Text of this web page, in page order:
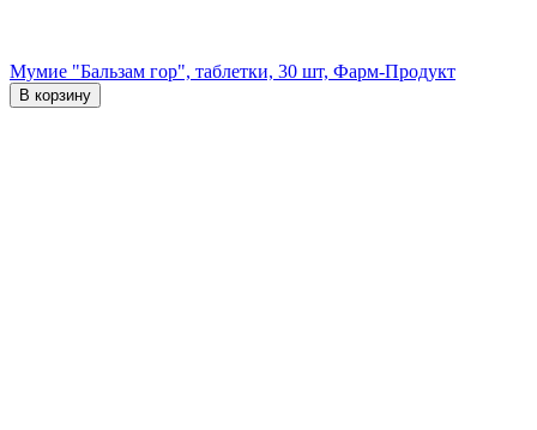
Мумие "Бальзам гор", таблетки, 30 шт, Фарм-Продукт
В корзину